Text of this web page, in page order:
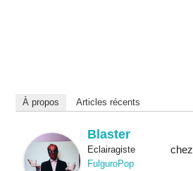
À propos Articles récents
Blaster
Eclairagistechez
FulguroPop